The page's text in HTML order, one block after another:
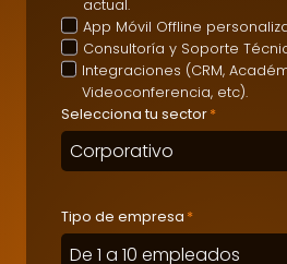
actual.
App Móvil Offline
Consultoría y Soporte
Integraciones (CRM,
Videoconferencia, etc).
Selecciona tu sector*
Tipo de empresa *